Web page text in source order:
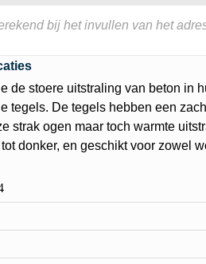
bij het invullen van het
de stoere uitstraling van beton in
tegels. De tegels hebben een
strak ogen maar toch warmte
donker, en geschikt voor zowel